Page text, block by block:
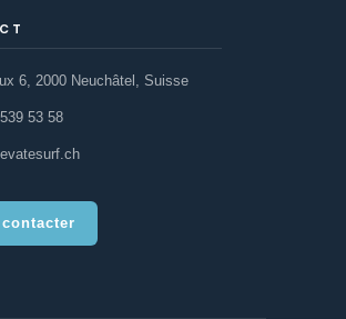
6, 2000 Neuchâtel, Suisse
53 58
contacter